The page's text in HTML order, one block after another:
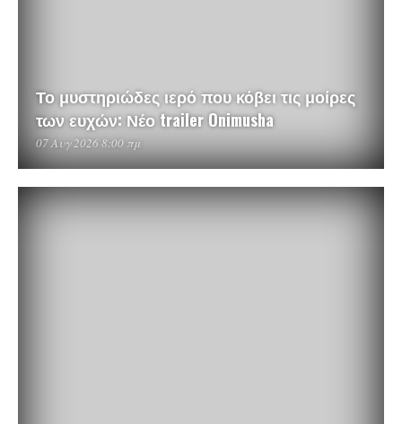
Το μυστηριώδες ιερό που κόβει τις μοίρες
των ευχών: Νέο trailer Onimusha
07 Αυγ 2026 8:00 πμ